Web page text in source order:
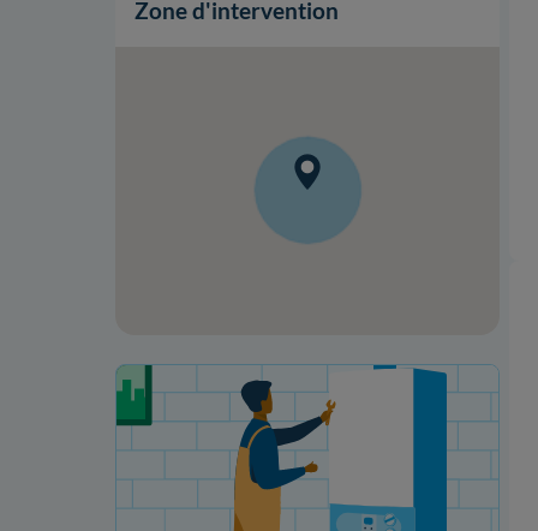
Zone d'intervention
Votre projet de rénovation